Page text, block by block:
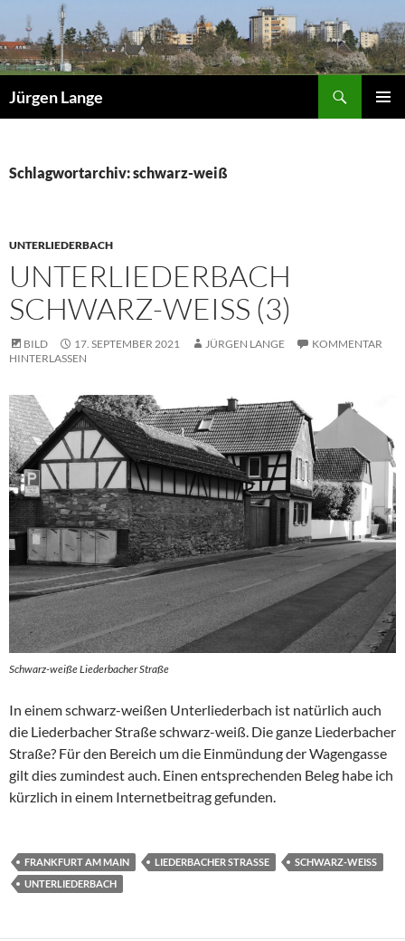
Inhalt
springen
Jürgen Lange
Schlagwortarchiv: schwarz-weiß
UNTERLIEDERBACH
UNTERLIEDERBACH
SCHWARZ-WEISS (3)
BILD 17. SEPTEMBER 2021 JÜRGEN LANGE
KOMMENTAR
HINTERLASSEN
Schwarz-weiße Liederbacher Straße
In einem schwarz-weißen Unterliederbach ist natürlich auch
die Liederbacher Straße schwarz-weiß. Die ganze Liederbacher
Straße? Für den Bereich um die Einmündung der Wagengasse
gilt dies zumindest auch. Einen entsprechenden Beleg habe ich
kürzlich in einem Internetbeitrag gefunden.
FRANKFURT AM MAIN LIEDERBACHER STRASSE
SCHWARZ-WEISS
UNTERLIEDERBACH